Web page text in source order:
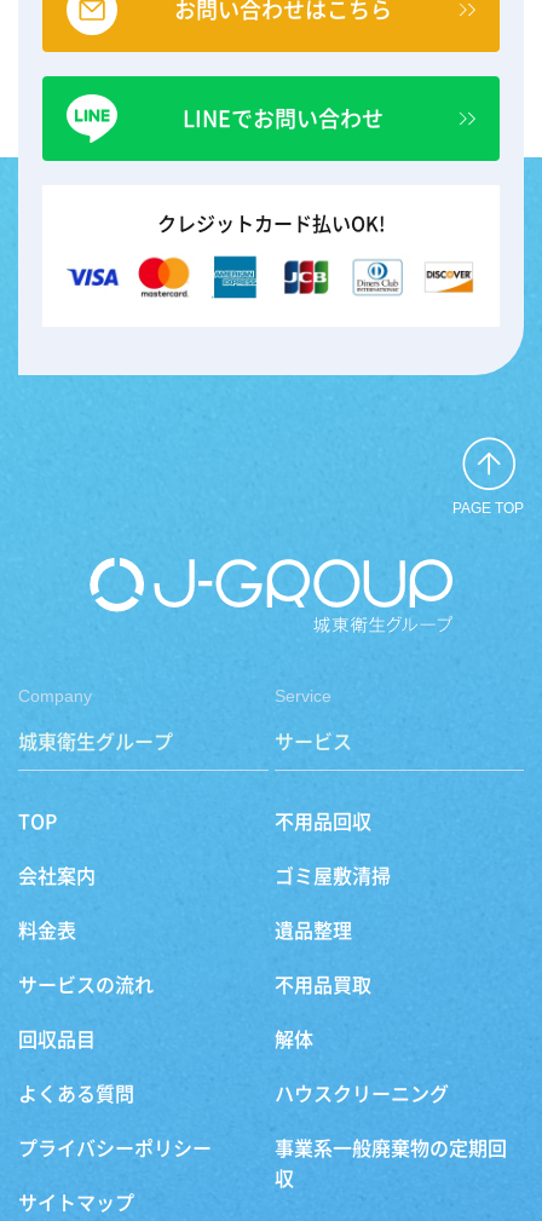
お問い合わせはこちら
LINEでお問い合わせ
クレジットカード払いOK!
PAGE TOP
Company
城東衛生グループ
TOP
会社案内
料金表
サービスの流れ
回収品目
よくある質問
プライバシーポリシー
サイトマップ
Service
サービス
不用品回収
ゴミ屋敷清掃
遺品整理
不用品買取
解体
ハウスクリーニング
事業系一般廃棄物の定期回
収